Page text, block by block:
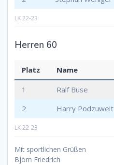
LK 22-23
Herren 60
Platz Name
1 Ralf Buse
2
Harry Podzuweit
LK 22-23
Mit sportlichen Grüßen
Björn Friedrich